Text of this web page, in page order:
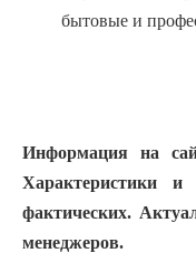
бытовые и
Информация на
Характеристики и
фактических.
менеджеров.